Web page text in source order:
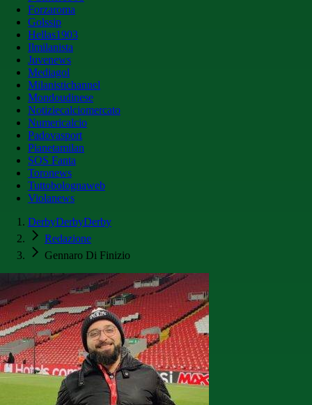
Forzaroma
Golssip
Hellas1903
Ilmilanista
Juvenews
Mediagol
Milanistichannel
Mondoudinese
Notiziecalciomercato
Numericalcio
Padovasport
Pianetamilan
SOS Fanta
Toronews
Tuttobolognaweb
Violanews
DerbyDerbyDerby
Redazione
Gennaro Di Finizio